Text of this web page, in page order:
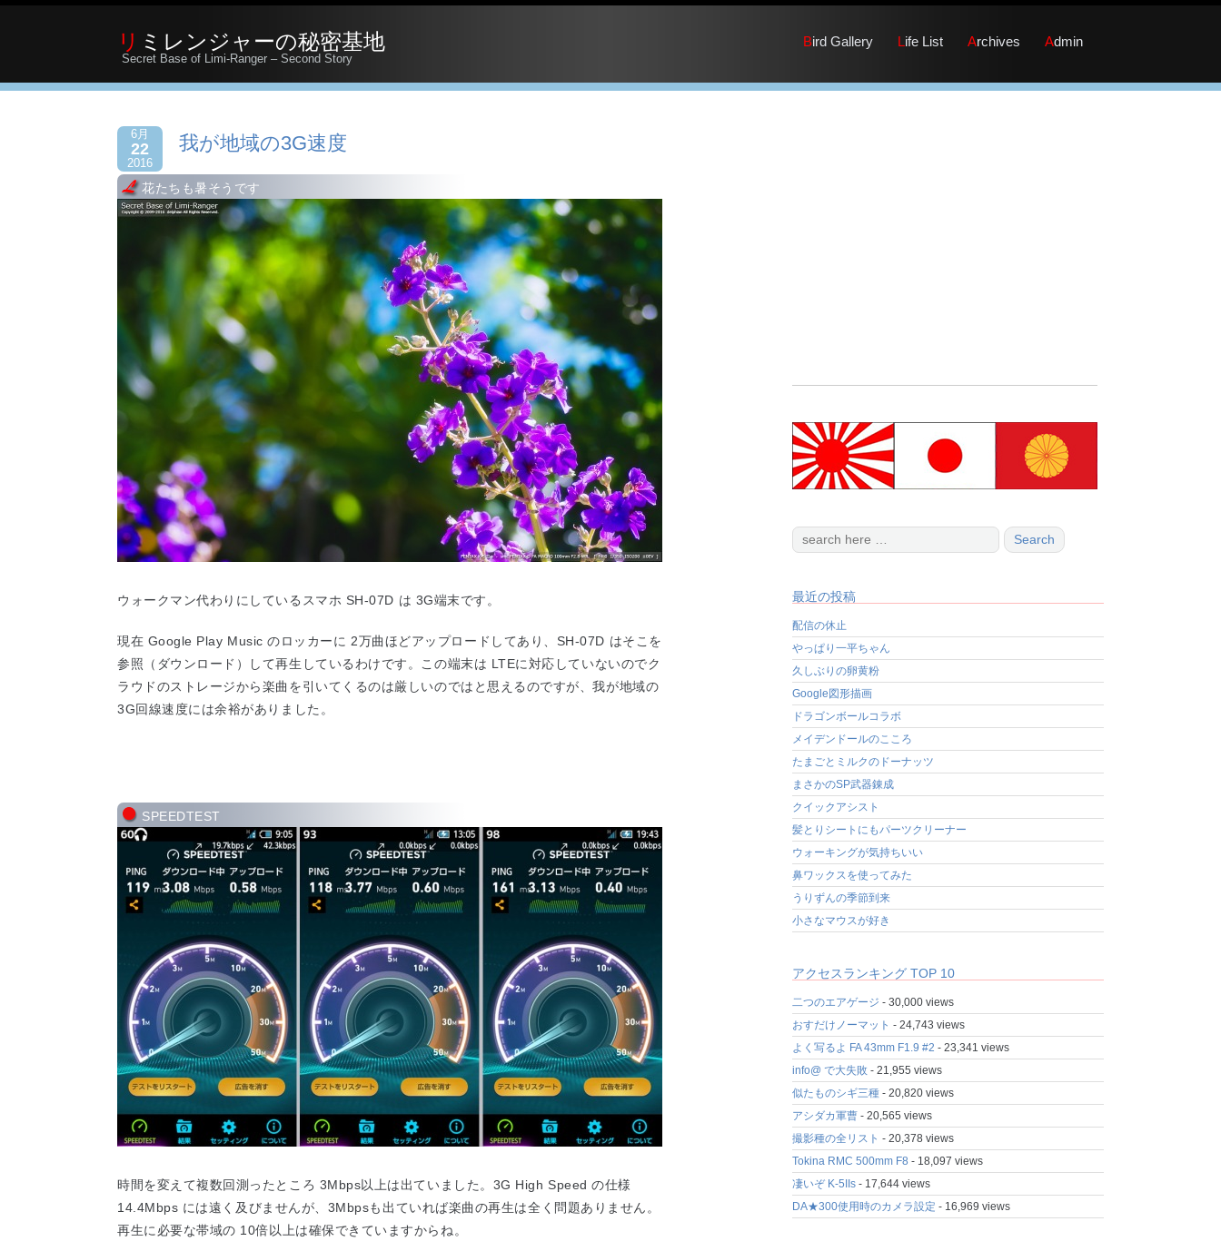
リミレンジャーの秘密基地
Secret Base of Limi-Ranger – Second Story
Bird Gallery Life List Archives Admin
6月
22
2016
我が地域の3G速度
花たちも暑そうです
ウォークマン代わりにしているスマホ SH-07D は 3G端末です。
現在 Google Play Music のロッカーに 2万曲ほどアップロードしてあり、SH-07D はそこを
参照（ダウンロード）して再生しているわけです。この端末は LTEに対応していないのでク
ラウドのストレージから楽曲を引いてくるのは厳しいのではと思えるのですが、我が地域の
3G回線速度には余裕がありました。
SPEEDTEST
時間を変えて複数回測ったところ 3Mbps以上は出ていました。3G High Speed の仕様
14.4Mbps には遠く及びませんが、3Mbpsも出ていれば楽曲の再生は全く問題ありません。
再生に必要な帯域の 10倍以上は確保できていますからね。
最近の投稿
配信の休止
やっぱり一平ちゃん
久しぶりの卵黄粉
Google図形描画
ドラゴンボールコラボ
メイデンドールのこころ
たまごとミルクのドーナッツ
まさかのSP武器錬成
クイックアシスト
髪とりシートにもパーツクリーナー
ウォーキングが気持ちいい
鼻ワックスを使ってみた
うりずんの季節到来
小さなマウスが好き
アクセスランキング TOP 10
二つのエアゲージ - 30,000 views
おすだけノーマット - 24,743 views
よく写るよ FA 43mm F1.9 #2 - 23,341 views
info@ で大失敗- 21,955 views
似たものシギ三種- 20,820 views
アシダカ軍曹- 20,565 views
撮影種の全リスト - 20,378 views
Tokina RMC 500mm F8 - 18,097 views
凄いぞ K-5IIs- 17,644 views
DA★300使用時のカメラ設定 - 16,969 views